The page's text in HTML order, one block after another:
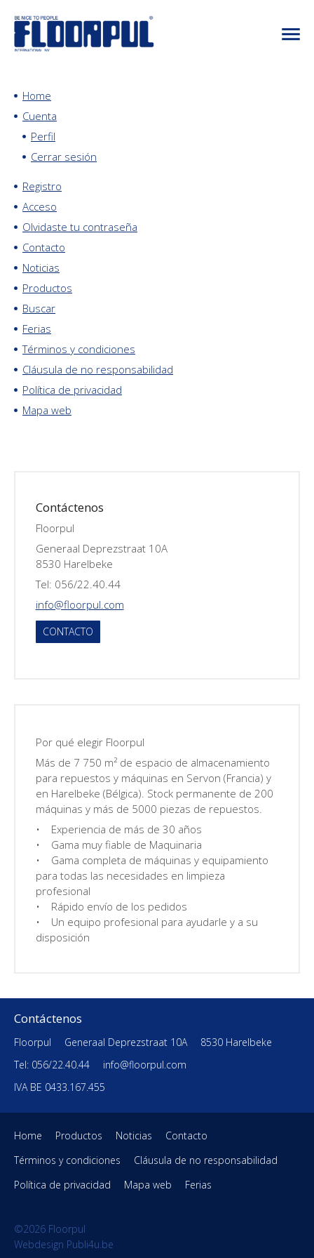
Home
Cuenta
Perfil
Cerrar sesión
Registro
Acceso
Olvidaste tu contraseña
Contacto
Noticias
Productos
Buscar
Ferias
Términos y condiciones
Cláusula de no responsabilidad
Política de privacidad
Mapa web
Contáctenos
Floorpul
Generaal Deprezstraat 10A
8530 Harelbeke
Tel: 056/22.40.44
info@floorpul.com
CONTACTO
Por qué elegir Floorpul
Más de 7 750 m² de espacio de almacenamiento
para repuestos y máquinas en Servon (Francia) y
en Harelbeke (Bélgica). Stock permanente de 200
máquinas y más de 5000 piezas de repuestos.
• Experiencia de más de 30 años
• Gama muy fiable de Maquinaria
• Gama completa de máquinas y equipamiento
para todas las necesidades en limpieza
profesional
• Rápido envío de los pedidos
• Un equipo profesional para ayudarle y a su
disposición
Contáctenos
Floorpul Generaal Deprezstraat 10A
8530 Harelbeke
Tel: 056/22.40.44
info@floorpul.com
IVA BE 0433.167.455
Home Productos Noticias
Contacto
Términos y condiciones
Cláusula de no responsabilidad
Política de privacidad
Mapa web Ferias
©2026 Floorpul
Webdesign Publi4u.be